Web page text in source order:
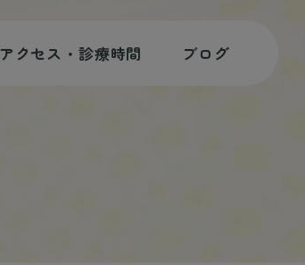
アクセス・診療時間 ブログ